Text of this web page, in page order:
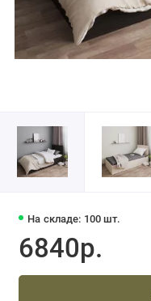
На складе: 100 шт.
6840р.